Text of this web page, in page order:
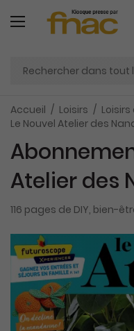
Accueil Loisirs
Le Nouvel Atelier des
Atelier des
116 pages de DIY, bien-